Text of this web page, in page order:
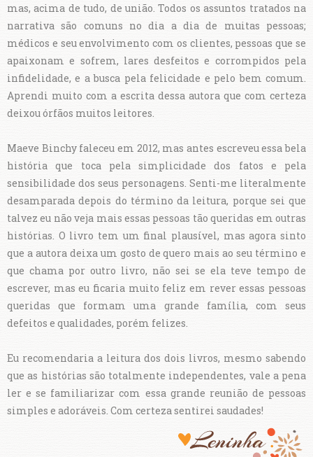
mas, acima de tudo, de união. Todos os assuntos tratados na
narrativa são comuns no dia a dia de muitas pessoas;
médicos e seu envolvimento com os clientes, pessoas que se
apaixonam e sofrem, lares desfeitos e corrompidos pela
infidelidade, e a busca pela felicidade e pelo bem comum.
Aprendi muito com a escrita dessa autora que com certeza
deixou órfãos muitos leitores.
Maeve Binchy faleceu em 2012, mas antes escreveu essa bela
história que toca pela simplicidade dos fatos e pela
sensibilidade dos seus personagens. Senti-me literalmente
desamparada depois do término da leitura, porque sei que
talvez eu não veja mais essas pessoas tão queridas em outras
histórias. O livro tem um final plausível, mas agora sinto
que a autora deixa um gosto de quero mais ao seu término e
que chama por outro livro, não sei se ela teve tempo de
escrever, mas eu ficaria muito feliz em rever essas pessoas
queridas que formam uma grande família, com seus
defeitos e qualidades, porém felizes.
Eu recomendaria a leitura dos dois livros, mesmo sabendo
que as histórias são totalmente independentes, vale a pena
ler e se familiarizar com essa grande reunião de pessoas
simples e adoráveis. Com certeza sentirei saudades!